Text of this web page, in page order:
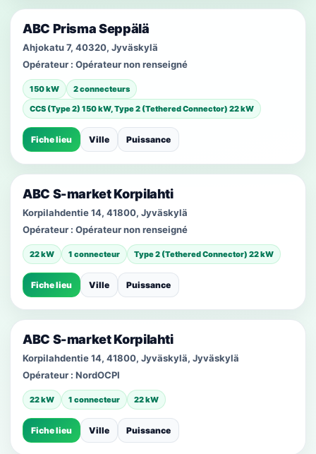
ABC Prisma Seppälä
Ahjokatu 7, 40320, Jyväskylä
Opérateur : Opérateur non renseigné
150 kW
2 connecteurs
CCS (Type 2) 150 kW, Type 2 (Tethered Connector) 22 kW
Fiche lieu Ville Puissance
ABC S-market Korpilahti
Korpilahdentie 14, 41800, Jyväskylä
Opérateur : Opérateur non renseigné
22 kW 1 connecteur Type 2 (Tethered Connector) 22 kW
Fiche lieu Ville Puissance
ABC S-market Korpilahti
Korpilahdentie 14, 41800, Jyväskylä, Jyväskylä
Opérateur : NordOCPI
22 kW 1 connecteur 22 kW
Fiche lieu Ville Puissance